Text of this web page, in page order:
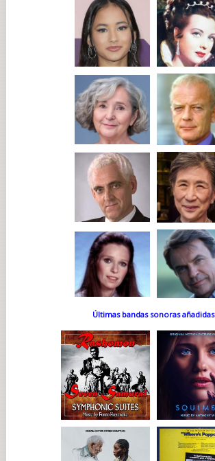
Últimas bandas sonoras añadidas